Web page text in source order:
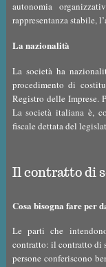
autonomia
rappresentanza stabile,
La nazionalità
La società ha
procedimento di
Registro delle Imprese.
La società italiana è,
fiscale dettata del
Il contratto di
Cosa bisogna fare per
Le parti che
contratto: il contratto di
persone conferiscono